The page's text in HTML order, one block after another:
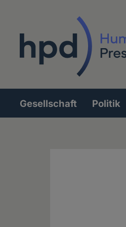
Hauptnavigation
Gesellschaft Politik